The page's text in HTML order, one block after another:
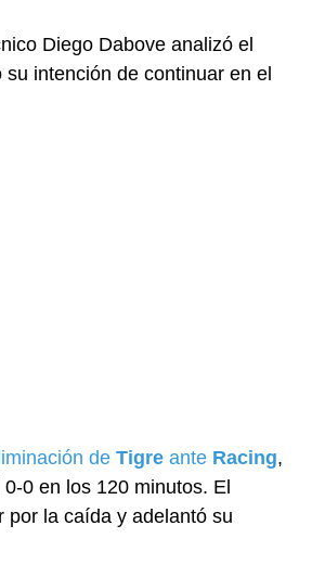
Diego Dabove analizó el
intención de continuar en el
de Tigre ante Racing,
0 en los 120 minutos. El
por la caída y adelantó su